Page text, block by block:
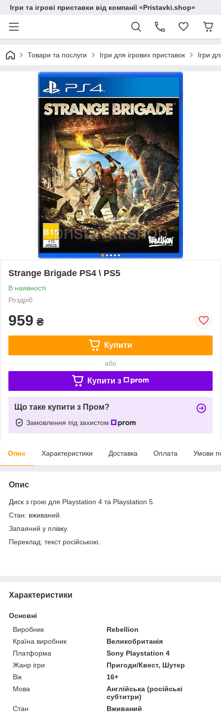
Ігри та ігрові приставки від компанії «Pristavki.shop»
Товари та послуги Ігри для ігрових приставок Ігри
Strange Brigade PS4 \ PS5
В наявності
Роздріб
959 ₴
Купити
або
Купити з
Що таке купити з Пром?
Замовлення під захистом
Опис Характеристики Доставка Оплата Умови
Опис
Диск з грою для Playstation 4 та Playstation 5.
Стан: вживаний.
Запаяний у плівку.
Переклад: текст російською.
Характеристики
Основні
Виробник
Rebellion
Країна виробник
Великобританія
Платформа
Sony Playstation 4
Жанр ігри
Пригоди/Квест, Шутер
Вік
16+
Мова
Англійська (російські
субтитри)
Стан
Вживаний